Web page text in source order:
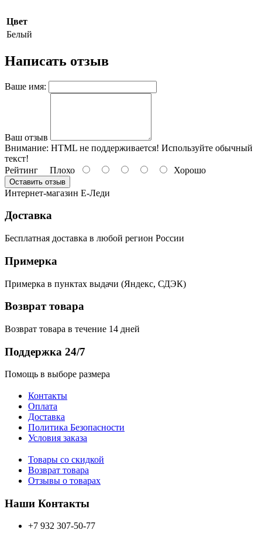
Цвет
Белый
Написать отзыв
Ваше имя:
Ваш отзыв
Внимание: HTML не поддерживается! Используйте обычный
текст!
Рейтинг Плохо Хорошо
Оставить отзыв
Интернет-магазин Е-Леди
Доставка
Бесплатная доставка в любой регион России
Примерка
Примерка в пунктах выдачи (Яндекс, СДЭК)
Возврат товара
Возврат товара в течение 14 дней
Поддержка 24/7
Помощь в выборе размера
Контакты
Оплата
Доставка
Политика Безопасности
Условия заказа
Товары со скидкой
Возврат товара
Отзывы о товарах
Наши Контакты
+7 932 307-50-77